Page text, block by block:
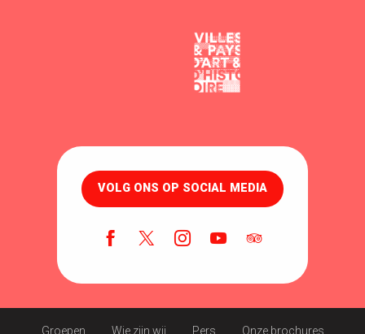
VOLG ONS OP SOCIAL MEDIA
Groepen Wie zijn wij Pers Onze brochures